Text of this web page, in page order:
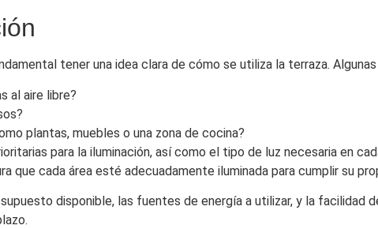
tener una idea clara de cómo se utiliza la terraza.
al aire libre?
plantas, muebles o una zona de cocina?
para la iluminación, así como el tipo de luz necesaria en
que cada área esté adecuadamente iluminada para cumplir su
disponible, las fuentes de energía a utilizar, y la facilidad